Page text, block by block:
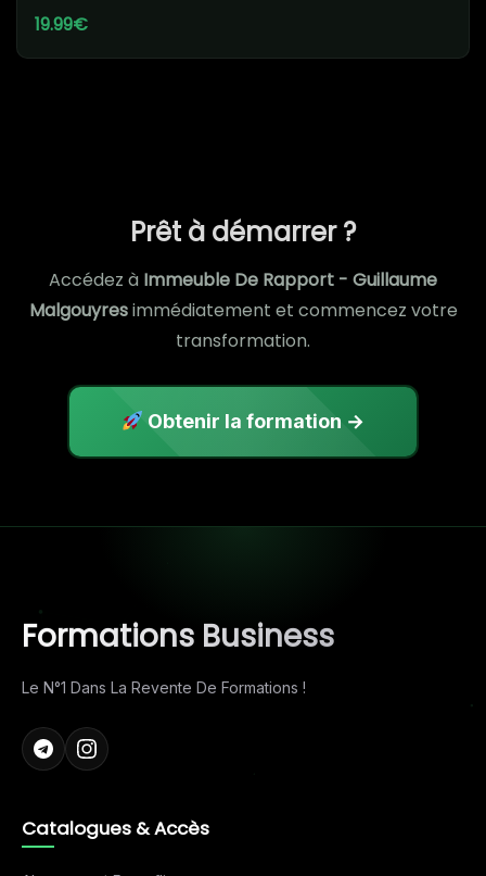
19.99€
Prêt à démarrer ?
Accédez à Immeuble De Rapport - Guillaume
Malgouyresimmédiatement et commencez votre
transformation.
Obtenir la formation →
Formations Business
Le N°1 Dans La Revente De Formations !
Catalogues & Accès